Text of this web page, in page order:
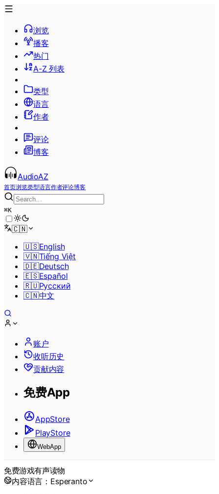
浏览
播客
热门
A-Z 列表
类型
语言
作者
评论
博客
AudioAZ
首页浏览类型语言作者评论博客
⌘K
🇨🇳
🇺🇸English
🇻🇳Tiếng Việt
🇩🇪Deutsch
🇪🇸Español
🇷🇺Pусский
🇨🇳中文
账户
收听历史
贡献内容
免费App
AppStore
PlayStore
WebApp
免费游戏有声读物
内容语言： Esperanto